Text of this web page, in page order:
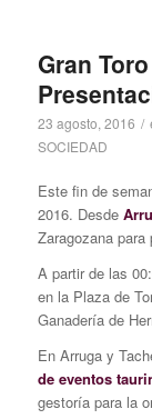
Gran
23 agosto, 2016 /
SOCIEDAD
Este fin de
2016. Desde
Zaragozana
A partir de las
en la Plaza de
Ganadería de
En Arruga y
de eventos
gestoría para la